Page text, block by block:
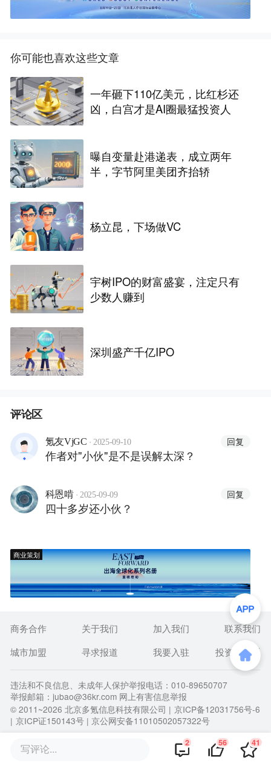
你可能也喜欢这些文章
一年砸下110亿美元，比红杉还
凶，白宫才是AI圈最猛投资人
曝自变量赴港递表，成立两年
半，字节阿里美团齐抬轿
杨立昆，下场做VC
宇树IPO的财富盛宴，注定只有
少数人赚到
深圳盛产千亿IPO
评论区
氪友VjGC · 2025-09-10 回复
作者对"小伙"是不是误解太深？
科恩啃 · 2025-09-09 回复
四十多岁还小伙？
商业策划
写评论... 2 56 41
商务合作 关于我们 加入我们
联系我们
城市加盟
寻求报道 我要入驻 投资者关系
违法和不良信息、未成年人保护举报电话：010-89650707
举报邮箱：jubao@36kr.com 网上有害信息举报
© 2011~2026 北京多氪信息科技有限公司 | 京ICP备12031756号-6
| 京ICP证150143号 | 京公网安备11010502057322号